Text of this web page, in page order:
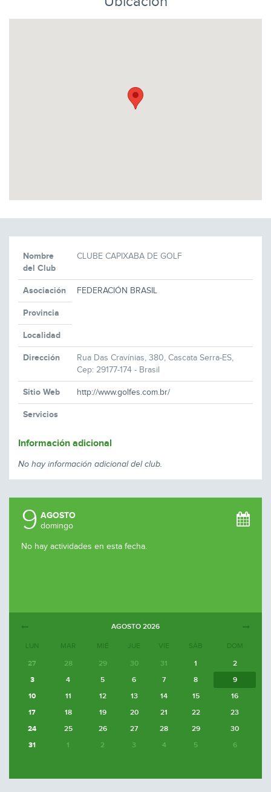
Nombre
del Club
CLUBE CAPIXABA DE GOLF
Asociación FEDERACIÓN BRASIL
Provincia
Localidad
Dirección
Rua Das Cravínias, 380, Cascata Serra-ES,
Cep: 29177-174 - Brasil
Sitio Web http://www.golfes.com.br/
Servicios
Información adicional
No hay información adicional del club.
9 AGOSTO
domingo
No hay actividades en esta fecha.
AGOSTO 2026
LUN MAR MIÉ JUE VIE SÁB DOM
27 28 29 30 31 1
2
3
4 5 6 7 8
9
10
11 12 13 14 15
16
17
18 19 20 21 22
23
24
25 26 27 28 29
30
31
1 2 3 4 5 6